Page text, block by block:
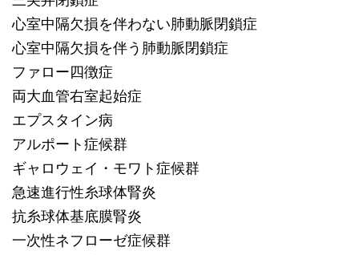
心室中隔欠損を伴わない肺動脈閉鎖症
心室中隔欠損を伴う肺動脈閉鎖症
ファロー四徴症
両大血管右室起始症
エプスタイン病
アルポート症候群
ギャロウェイ・モワト症候群
急速進行性糸球体腎炎
抗糸球体基底膜腎炎
一次性ネフローゼ症候群